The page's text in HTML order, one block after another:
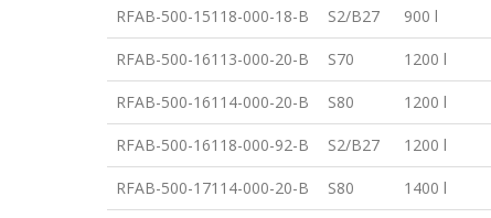
RFAB-500-15118-000-18-B S2/B27 900 l
RFAB-500-16113-000-20-B S70 1200 l
RFAB-500-16114-000-20-B S80 1200 l
RFAB-500-16118-000-92-B S2/B27 1200 l
RFAB-500-17114-000-20-B S80 1400 l